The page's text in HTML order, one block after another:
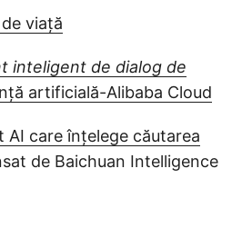
viață
inteligent de dialog de
artificială-Alibaba Cloud
AI care înțelege căutarea
de Baichuan Intelligence